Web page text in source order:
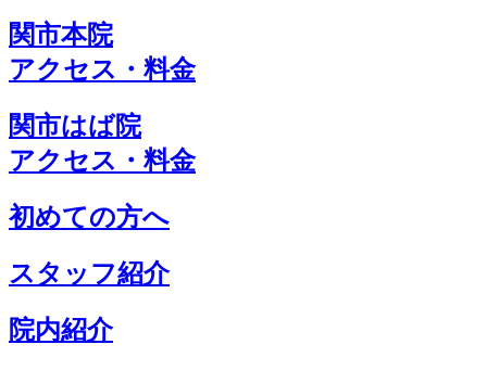
関市本院
アクセス・料金
関市はば院
アクセス・料金
初めての方へ
スタッフ紹介
院内紹介